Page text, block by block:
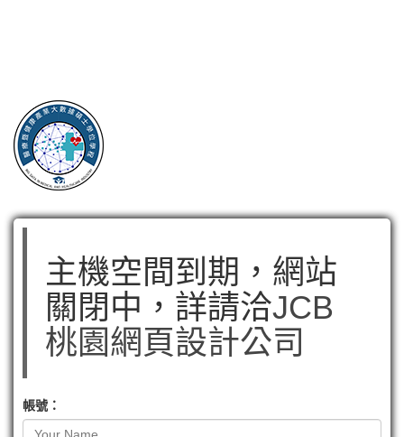
主機空間到期，網站
關閉中，詳請洽JCB
桃園網頁設計公司
帳號：